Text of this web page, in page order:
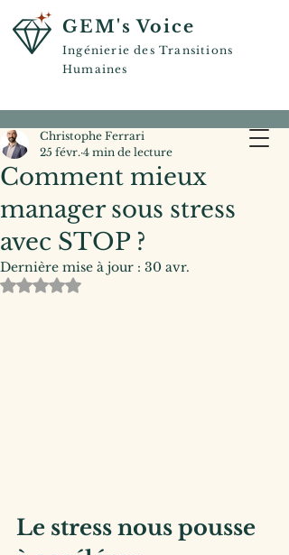
GEM's Voice
Ingénierie des Transitions
Humaines
Comment mieux
manager sous stress
avec STOP ?
Christophe Ferrari
25 févr. 4 min de lecture
Dernière mise à jour : 30 avr.
Noté NaN étoiles sur 5.
Le stress nous pousse